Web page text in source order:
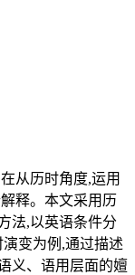
从历时角度,运用
释。本文采用历
法,以英语条件分
演变为例,通过描述
义、语用层面的嬗